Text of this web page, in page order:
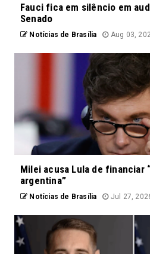
Fauci fica em silêncio em
Senado
Notícias de Brasília Aug 03,
Milei acusa Lula de financiar
argentina”
Notícias de Brasília Jul 27,